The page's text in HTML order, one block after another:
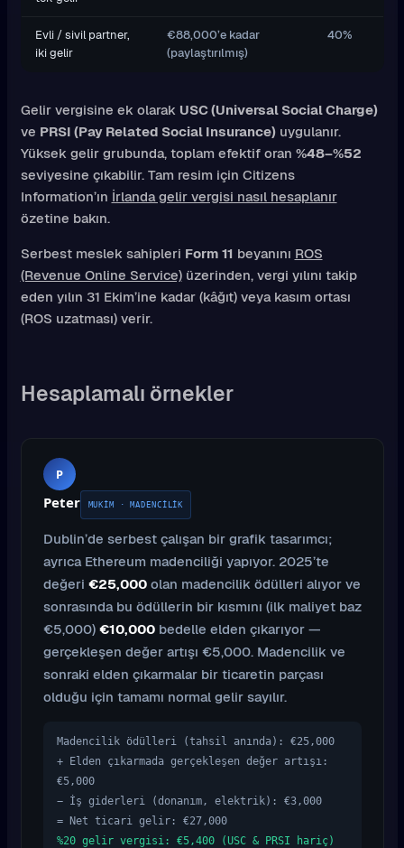
Evli / sivil partner,
iki gelir
€88,000’e kadar
(paylaştırılmış)
40%
Gelir vergisine ek olarak USC (Universal Social Charge)
ve PRSI (Pay Related Social Insurance)uygulanır.
Yüksek gelir grubunda, toplam efektif oran %48–%52
seviyesine çıkabilir. Tam resim için Citizens
Information’ın İrlanda gelir vergisi nasıl hesaplanır
özetine bakın.
Serbest meslek sahipleri Form 11 beyanını ROS
(Revenue Online Service)üzerinden, vergi yılını takip
eden yılın 31 Ekim’ine kadar (kâğıt) veya kasım ortası
(ROS uzatması) verir.
Hesaplamalı örnekler
P
Peter MUKIM · MADENCILIK
Dublin’de serbest çalışan bir grafik tasarımcı;
ayrıca Ethereum madenciliği yapıyor. 2025’te
değeri €25,000olan madencilik ödülleri alıyor ve
sonrasında bu ödüllerin bir kısmını (ilk maliyet baz
€5,000) €10,000bedelle elden çıkarıyor —
gerçekleşen değer artışı €5,000. Madencilik ve
sonraki elden çıkarmalar bir ticaretin parçası
olduğu için tamamı normal gelir sayılır.
Madencilik ödülleri (tahsil anında): €25,000
+ Elden çıkarmada gerçekleşen değer artışı:
€5,000
− İş giderleri (donanım, elektrik): €3,000
= Net ticari gelir: €27,000
%20 gelir vergisi: €5,400 (USC & PRSI hariç)